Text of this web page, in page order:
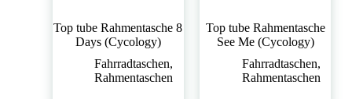
Top tube Rahmentasche 8
Days (Cycology)
Fahrradtaschen,
Rahmentaschen
Top tube Rahmentasche
See Me (Cycology)
Fahrradtaschen,
Rahmentaschen